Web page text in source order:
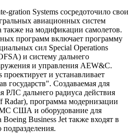
gration Systems сосредоточило свои
авиационных систем
также на модификации самолетов.
программ включает программу
сил Special Operations
и систему дальнего
и управления AEW&C.
и устанавливает
государств". Создаваемая для
РЛС дальнего радиуса действия
программа модернизации
США и оборудование для
Business Jet также входят в
подразделения.